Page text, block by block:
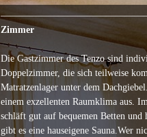
Zimmer
Die Gastzimmer des Tenzo sind
Doppelzimmer, die sich teilweise
Matratzenlager unter dem
einem exzellenten Raumklima aus.
schläft gut auf bequemen Betten und
gibt es eine hauseigene Sauna.Wer